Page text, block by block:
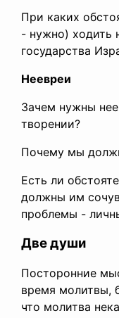
При каких
- нужно) ходить
государства
Неевреи
Зачем нужны
творении?
Почему мы
Есть ли
должны им
проблемы -
Две души
Посторонние
время молитвы,
что молитва